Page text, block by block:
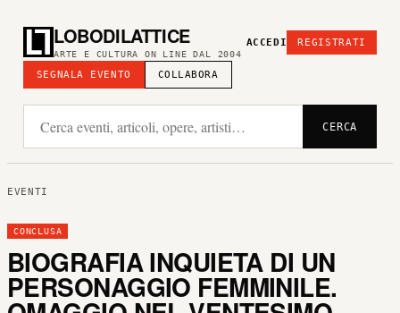
LOBODILATTICE
ARTE E CULTURA ON LINE DAL 2004
SEGNALA EVENTO COLLABORA
ACCEDI REGISTRATI
CERCA
EVENTI
CONCLUSA
BIOGRAFIA INQUIETA DI UN
PERSONAGGIO FEMMINILE.